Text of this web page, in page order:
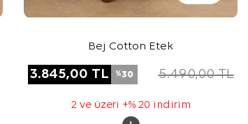
Bej Cotton Etek
3.845,00 TL %30 5.490,00TL
2 ve üzeri +% 20 indirim